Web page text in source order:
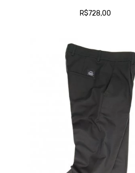
R$728,00